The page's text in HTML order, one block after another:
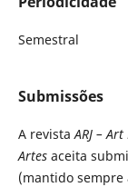
Semestral
Submissões
A revistaARJ –
Artesaceita
(mantido